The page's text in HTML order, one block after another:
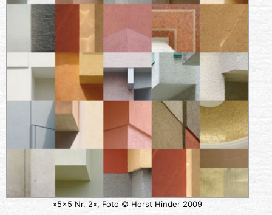
»5×5 Nr. 2«, Foto © Horst Hinder 2009